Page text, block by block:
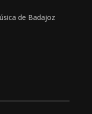
de Badajoz